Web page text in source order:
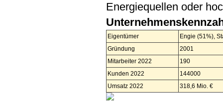
Energiequellen oder
Eigentümer
Engie (51%),
Gründung
2001
Mitarbeiter 2022
190
Kunden 2022
144000
Umsatz 2022
318,6 Mio. €